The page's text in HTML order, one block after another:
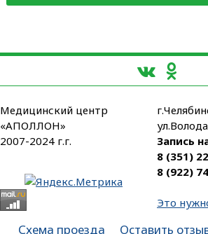
Медицинский центр
«АПОЛЛОН»
2007-2024 г.г.
Запись
8 (351)
8 (922)
Это
Схема проезда Оставить